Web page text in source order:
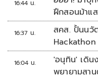
16:44 น.
ฝึกสอนม้าแ
16:37 น.
สคส. ปั้นนวั
for all’ สู่โ
ใช้ได้จริง
16:04 น.
'อนุทิน' เดิน
พยายามสา